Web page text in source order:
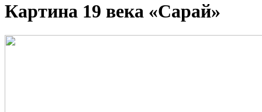
Картина 19 века «Сарай»